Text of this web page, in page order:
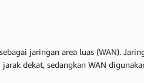
jaringan area luas (WAN).
dekat, sedangkan WAN